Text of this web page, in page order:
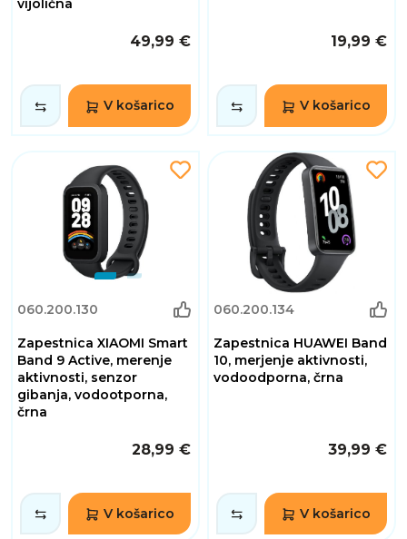
vijolična
49,99 €
V košarico
19,99 €
V košarico
060.200.130
Zapestnica XIAOMI Smart
Band 9 Active, merenje
aktivnosti, senzor
gibanja, vodootporna,
črna
28,99 €
V košarico
060.200.134
Zapestnica HUAWEI Band
10, merjenje aktivnosti,
vodoodporna, črna
39,99 €
V košarico